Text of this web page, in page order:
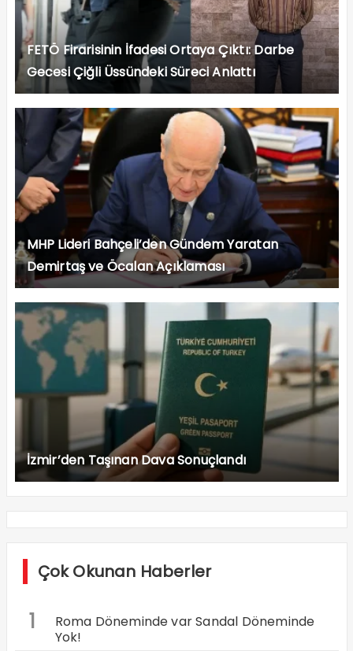
FETÖ Firarisinin İfadesi Ortaya Çıktı: Darbe
Gecesi Çiğli Üssündeki Süreci Anlattı
MHP Lideri Bahçeli’den Gündem Yaratan
Demirtaş ve Öcalan Açıklaması
İzmir’den Taşınan Dava Sonuçlandı
Çok Okunan Haberler
1
Roma Döneminde var Sandal Döneminde
Yok!